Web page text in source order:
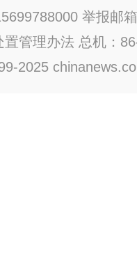
举报邮
置管理办法 总机：
2025